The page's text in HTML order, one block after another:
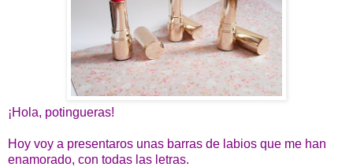
¡Hola, potingueras!
Hoy voy a presentaros unas barras de labios que me han
enamorado, con todas las letras.